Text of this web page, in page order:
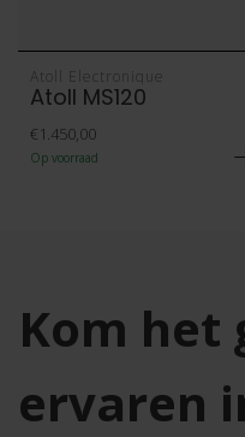
Atoll Electronique
Atoll MS120
€1.450,00
Op voorraad
Kom het
ervaren